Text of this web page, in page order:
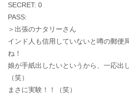
SECRET: 0
PASS:
＞出張のナタリーさん
インド人も信用していないと噂の郵便
ね！
娘が手紙出したいというから、一応出
（笑）
まさに実験！！（笑）